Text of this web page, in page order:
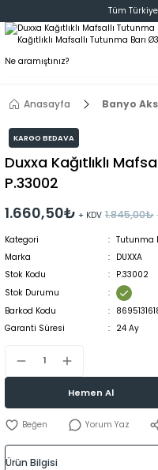
Tüm
Anasayfa Banyo
KARGO BEDAVA
Duxxa Kağıtlıklı
P.33002
1.660,50₺ + KDV 1.845,00₺
Kategori
Tutunma
Marka
DUXXA
Stok Kodu
P.33002
Stok Durumu
Barkod Kodu
Garanti Süresi
24 Ay
Hemen Al
Yorum Yaz
Ürün Bilgisi